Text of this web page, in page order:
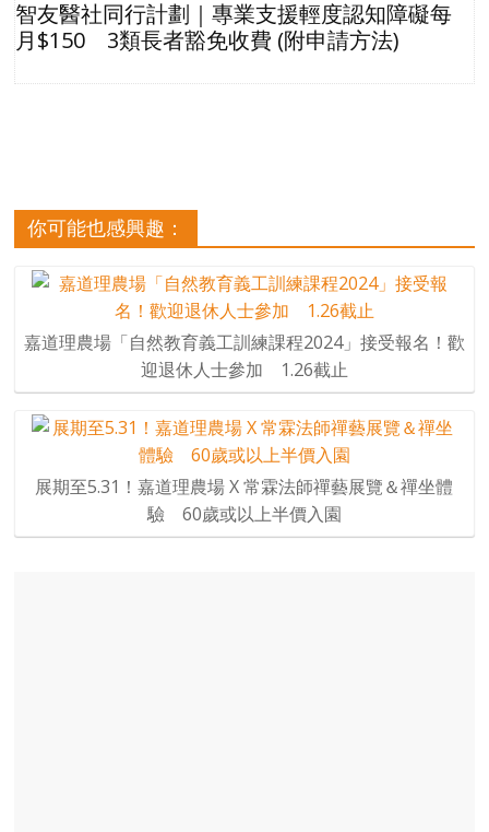
智友醫社同行計劃｜專業支援輕度認知障礙每
月$150 3類長者豁免收費 (附申請方法)
你可能也感興趣：
嘉道理農場「自然教育義工訓練課程2024」接受報名！歡
迎退休人士參加 1.26截止
展期至5.31！嘉道理農場 X 常霖法師禪藝展覽＆禪坐體
驗 60歲或以上半價入園